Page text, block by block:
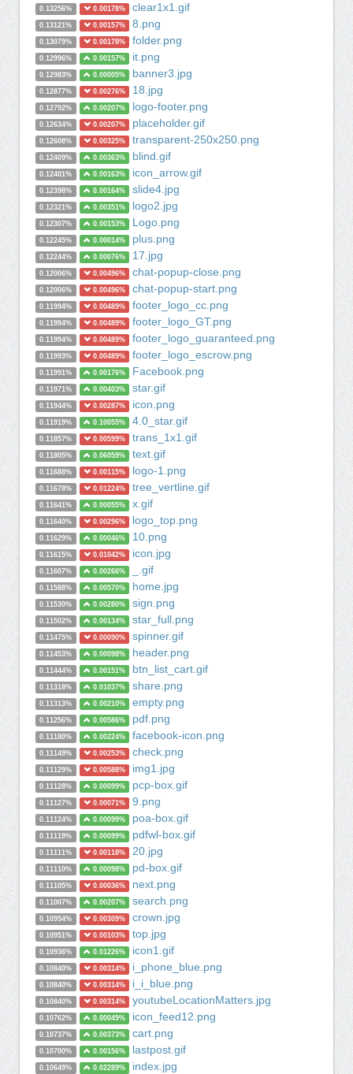
0.13256% 0.00178% clear1x1.gif
0.13121% 0.00157% 8.png
0.13079% 0.00178% folder.png
0.12996% 0.00157% it.png
0.12983% 0.00005% banner3.jpg
0.12877% 0.00276% 18.jpg
0.12792% 0.00207% logo-footer.png
0.12634% 0.00207% placeholder.gif
0.12608% 0.00325% transparent-250x250.png
0.12409% 0.00363% blind.gif
0.12401% 0.00163% icon_arrow.gif
0.12398% 0.00164% slide4.jpg
0.12321% 0.00351% logo2.jpg
0.12307% 0.00153% Logo.png
0.12245% 0.00014% plus.png
0.12244% 0.00076% 17.jpg
0.12006% 0.00496% chat-popup-close.png
0.12006% 0.00496% chat-popup-start.png
0.11994% 0.00489% footer_logo_cc.png
0.11994% 0.00489% footer_logo_GT.png
0.11994% 0.00489% footer_logo_guaranteed.png
0.11993% 0.00489% footer_logo_escrow.png
0.11991% 0.00176% Facebook.png
0.11971% 0.00403% star.gif
0.11944% 0.00287% icon.png
0.11919% 0.10055% 4.0_star.gif
0.11857% 0.00599% trans_1x1.gif
0.11805% 0.06059% text.gif
0.11688% 0.00115% logo-1.png
0.11678% 0.01224% tree_vertline.gif
0.11641% 0.00055% x.gif
0.11640% 0.00296% logo_top.png
0.11629% 0.00046% 10.png
0.11615% 0.01042% icon.jpg
0.11607% 0.00266% _.gif
0.11588% 0.00570% home.jpg
0.11530% 0.00280% sign.png
0.11502% 0.00134% star_full.png
0.11475% 0.00090% spinner.gif
0.11453% 0.00098% header.png
0.11444% 0.00151% btn_list_cart.gif
0.11318% 0.01037% share.png
0.11313% 0.00210% empty.png
0.11256% 0.00586% pdf.png
0.11180% 0.00224% facebook-icon.png
0.11149% 0.00253% check.png
0.11129% 0.00588% img1.jpg
0.11128% 0.00099% pcp-box.gif
0.11127% 0.00071% 9.png
0.11124% 0.00099% poa-box.gif
0.11119% 0.00099% pdfwl-box.gif
0.11111% 0.00118% 20.jpg
0.11110% 0.00098% pd-box.gif
0.11105% 0.00036% next.png
0.11007% 0.00207% search.png
0.10954% 0.00309% crown.jpg
0.10951% 0.00103% top.jpg
0.10936% 0.01226% icon1.gif
0.10840% 0.00314% i_phone_blue.png
0.10840% 0.00314% i_i_blue.png
0.10840% 0.00314% youtubeLocationMatters.jpg
0.10762% 0.00049% icon_feed12.png
0.10737% 0.00373% cart.png
0.10700% 0.00156% lastpost.gif
0.10649% 0.02289% index.jpg